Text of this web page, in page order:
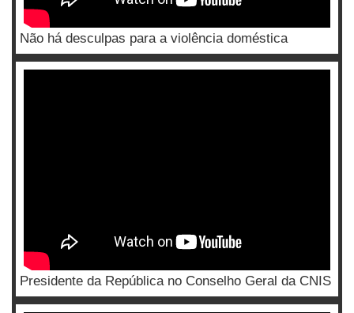
Não há desculpas para a violência doméstica
Presidente da República no Conselho Geral da CNIS